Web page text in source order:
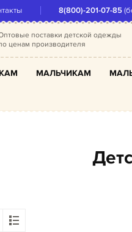
поставки детской одежды
ценам производителя
МАЛЬЧИКАМ
8(800)-201-07-85